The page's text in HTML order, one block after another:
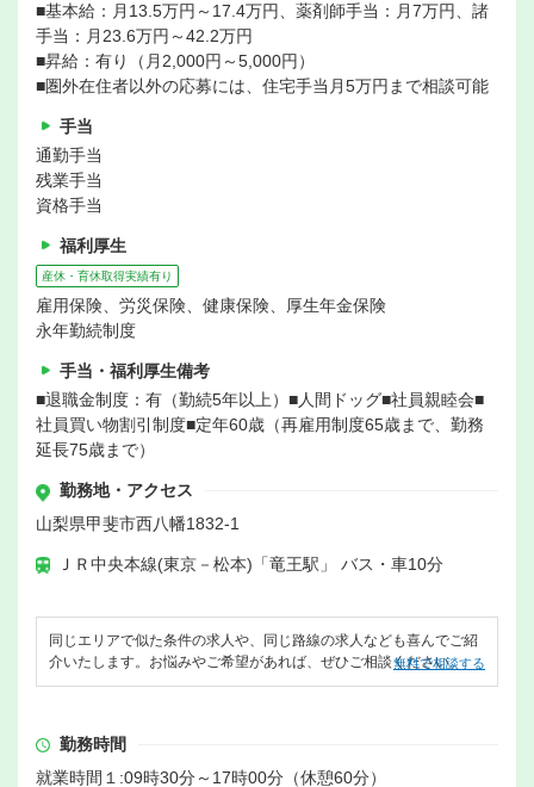
■基本給：月13.5万円～17.4万円、薬剤師手当：月7万円、諸
手当：月23.6万円～42.2万円
■昇給：有り（月2,000円～5,000円）
■圏外在住者以外の応募には、住宅手当月5万円まで相談可能
手当
通勤手当
残業手当
資格手当
福利厚生
産休・育休取得実績有り
雇用保険、労災保険、健康保険、厚生年金保険
永年勤続制度
手当・福利厚生備考
■退職金制度：有（勤続5年以上）■人間ドッグ■社員親睦会■
社員買い物割引制度■定年60歳（再雇用制度65歳まで、勤務
延長75歳まで）
勤務地・アクセス
山梨県甲斐市西八幡1832-1
ＪＲ中央本線(東京－松本)「竜王駅」 バス・車10分
同じエリアで似た条件の求人や、同じ路線の求人なども喜んでご紹
介いたします。お悩みやご希望があれば、ぜひご相談ください。
無料で相談する
勤務時間
就業時間１:09時30分～17時00分（休憩60分）